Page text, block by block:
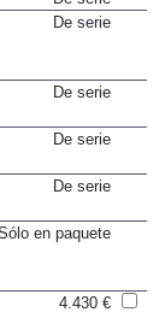
De serie